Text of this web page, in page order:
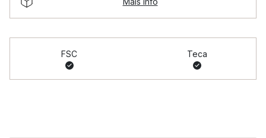
FSC Teca